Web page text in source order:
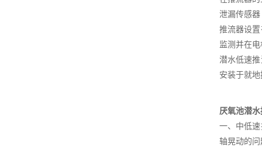
泄漏传感器
推流器设
监测并在
潜水低速
安装于就
厌氧池潜
一、中低
轴晃动的